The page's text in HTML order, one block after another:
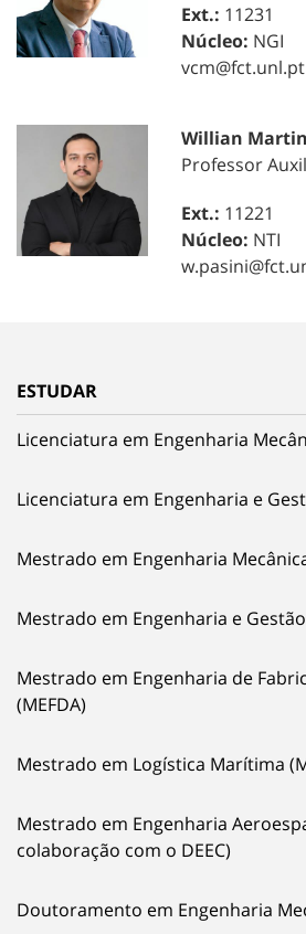
Ext.: 11231
Núcleo: NGI
vcm@fct.unl.pt
Willian
Professor
Ext.: 11221
Núcleo: NTI
ESTUDAR
Licenciatura em Engenharia
Licenciatura em Engenharia e
Mestrado em Engenharia
Mestrado em Engenharia e
Mestrado em Engenharia de
(MEFDA)
Mestrado em Logística Marítima
Mestrado em Engenharia
colaboração com o DEEC)
Doutoramento em Engenharia